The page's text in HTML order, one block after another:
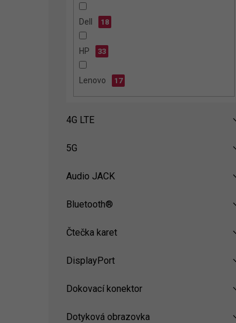
Dell 18
HP 33
Lenovo 17
4G LTE
5G
Audio JACK
Bluetooth®
Čtečka karet
DisplayPort
Dokovací konektor
Dotyková obrazovka